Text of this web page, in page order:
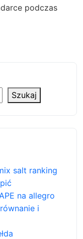
podczas
Szukaj
salt ranking
na allegro
i